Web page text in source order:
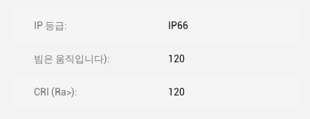
IP 등급: IP66
빔은 움직입니다): 120
CRI (Ra>): 120